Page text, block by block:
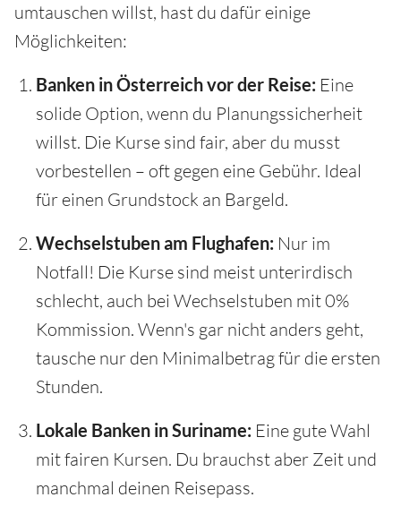
umtauschen willst, hast du dafür einige
Möglichkeiten:
Banken in Österreich vor der Reise: Eine
solide Option, wenn du Planungssicherheit
willst. Die Kurse sind fair, aber du musst
vorbestellen – oft gegen eine Gebühr. Ideal
für einen Grundstock an Bargeld.
Wechselstuben am Flughafen: Nur im
Notfall! Die Kurse sind meist unterirdisch
schlecht, auch bei Wechselstuben mit 0%
Kommission. Wenn's gar nicht anders geht,
tausche nur den Minimalbetrag für die ersten
Stunden.
Lokale Banken in Suriname: Eine gute Wahl
mit fairen Kursen. Du brauchst aber Zeit und
manchmal deinen Reisepass.